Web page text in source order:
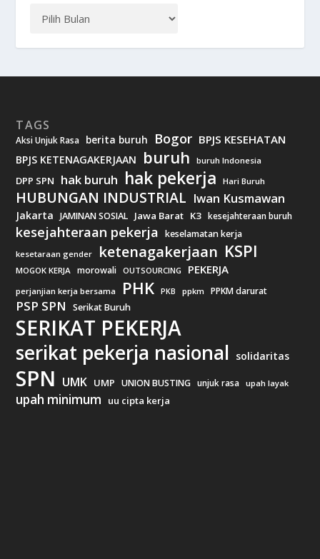
TAGS
Aksi Unjuk Rasa berita buruh Bogor BPJS KESEHATAN
BPJS KETENAGAKERJAAN buruh buruh Indonesia
DPP SPN hak buruh hak pekerja Hari Buruh
HUBUNGAN INDUSTRIAL Iwan Kusmawan
Jakarta JAMINAN SOSIAL Jawa Barat K3 kesejahteraan buruh
kesejahteraan pekerja keselamatan kerja
kesetaraan gender ketenagakerjaan KSPI
MOGOK KERJA morowali OUTSOURCING PEKERJA
perjanjian kerja bersama PHK PKB ppkm PPKM darurat
PSP SPN Serikat Buruh
SERIKAT PEKERJA
serikat pekerja nasional solidaritas
SPN UMK UMP UNION BUSTING unjuk rasa upah layak
upah minimum uu cipta kerja